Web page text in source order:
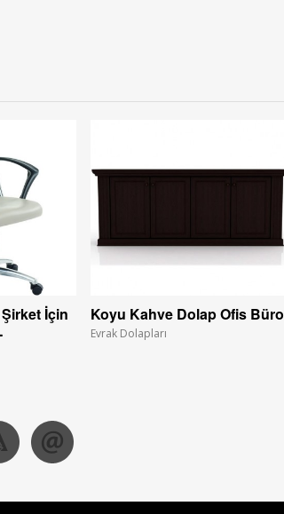
İçin
Koyu Kahve Dolap Ofis Büro
Evrak Dolapları